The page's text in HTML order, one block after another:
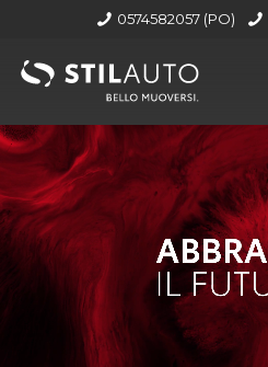
0574582057 (PO)